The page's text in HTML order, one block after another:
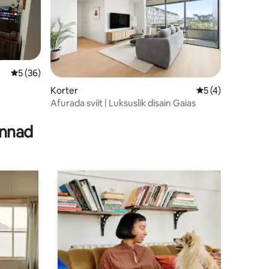
Keskmine hinnang 5/5, 36 hinnangut
5 (36)
Korter Keskmine
5 (4)
Afurada sviit | Luksuslik disain Gaias